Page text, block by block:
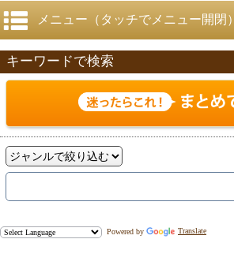
メニュー（タッチでメニュー開閉）
キーワードで検索
Powered by Translate